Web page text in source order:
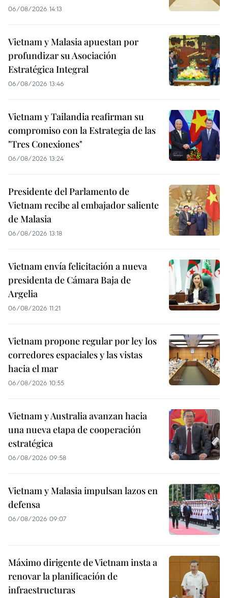
06/08/2026 14:13
Vietnam y Malasia apuestan por
profundizar su Asociación
Estratégica Integral
06/08/2026 13:46
Vietnam y Tailandia reafirman su
compromiso con la Estrategia de las
"Tres Conexiones"
06/08/2026 13:24
Presidente del Parlamento de
Vietnam recibe al embajador saliente
de Malasia
06/08/2026 13:18
Vietnam envía felicitación a nueva
presidenta de Cámara Baja de
Argelia
06/08/2026 11:21
Vietnam propone regular por ley los
corredores espaciales y las vistas
hacia el mar
06/08/2026 10:55
Vietnam y Australia avanzan hacia
una nueva etapa de cooperación
estratégica
06/08/2026 09:58
Vietnam y Malasia impulsan lazos en
defensa
06/08/2026 09:07
Máximo dirigente de Vietnam insta a
renovar la planificación de
infraestructuras